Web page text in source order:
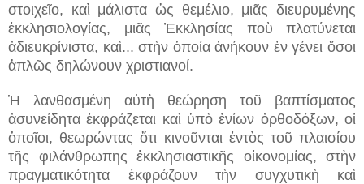
στοιχεῖο, καὶ μάλιστα ὡς θεμέλιο, μιᾶς διευρυμένης
ἐκκλησιολογίας, μιᾶς Ἐκκλησίας ποὺ πλατύνεται
ἀδιευκρίνιστα, καὶ... στὴν ὁποία ἀνήκουν ἐν γένει ὅσοι
ἁπλῶς δηλώνουν χριστιανοί.
Ἡ λανθασμένη αὐτὴ θεώρηση τοῦ βαπτίσματος
ἀσυνείδητα ἐκφράζεται καὶ ὑπὸ ἐνίων ὀρθοδόξων, οἱ
ὁποῖοι, θεωρώντας ὅτι κινοῦνται ἐντὸς τοῦ πλαισίου
τῆς φιλάνθρωπης ἐκκλησιαστικῆς οἰκονομίας, στὴν
πραγματικότητα ἐκφράζουν τὴν συγχυτικὴ καὶ